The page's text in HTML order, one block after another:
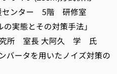
ンター 5階 研修室
態とその対策手法」
室長 大阿久 学 氏
を用いたノイズ対策の